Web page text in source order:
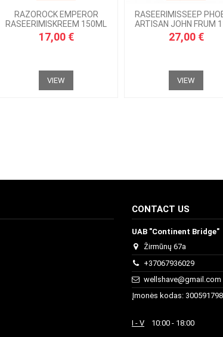
RAZOROCK EMPEROR
RASEERIMISKREEM 150ML
17,00 €
VIEW
RASEERIMISSEEP
ARTISAN JOHN FRUM
27,00 €
VIEW
CONTACT US
UAB "Continent Bridge"
Žirmūnų 67a
+37067936029
wellshave@gmail.com
Įmonės kodas: 300591798
I - V 10:00 - 18:00